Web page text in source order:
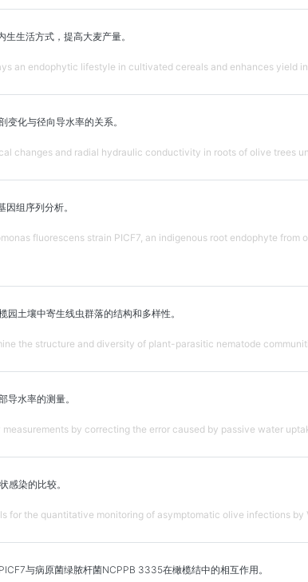
生活方式，提高大麦产量。
an endophytic lifestyle in cultivated cereals and enhances yield in
化与径向导水率的关系。
changes and radial hydraulic conductivity in roots of olive trees
组序列分析。
fluorescens strain PICF7, an indigenous root endophyte
土壤中寄生线虫群落的结构和多样性。
the structure and diversity of plant-parasitic nematode
导水率的测量。
by correcting the error caused by passive water
感染的比较。
for the quantitative monitoring of asymptomatic olive infections by
与病原菌绿脓杆菌NCPPB 3335在橄榄结中的相互作用。